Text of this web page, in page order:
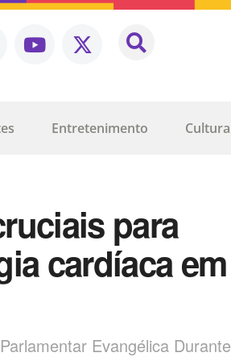
Entretenimento Cultura
para
cardíaca em
Evangélica Durante